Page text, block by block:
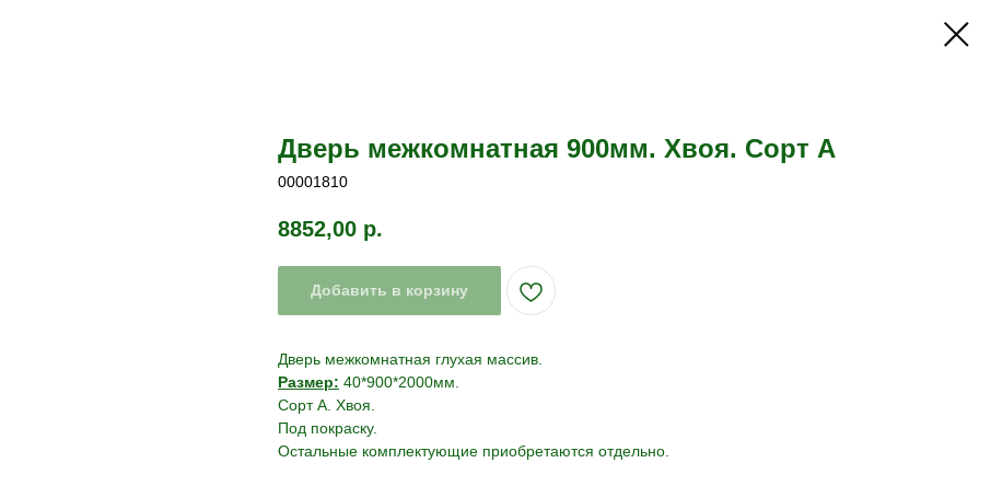
Дверь межкомнатная 900мм. Хвоя. Сорт А
00001810
8852,00 р.
Добавить в корзину
Дверь межкомнатная глухая массив.
Размер: 40*900*2000мм.
Сорт А. Хвоя.
Под покраску.
Остальные комплектующие приобретаются отдельно.